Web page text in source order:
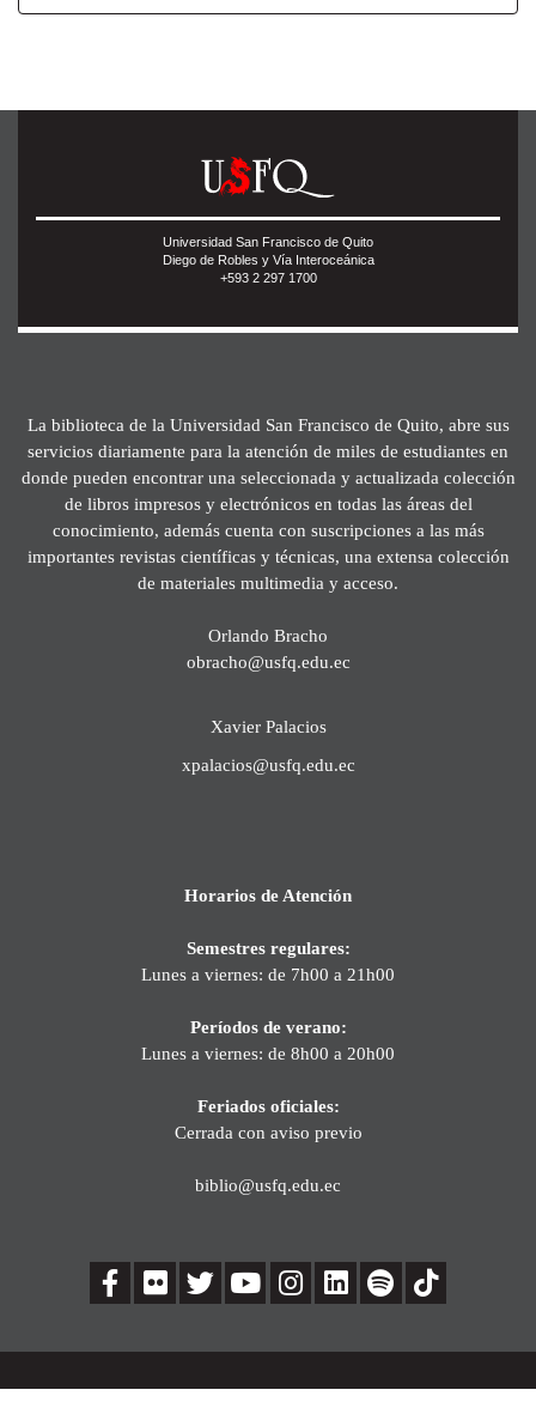
Universidad San Francisco de Quito
Diego de Robles y Vía Interoceánica
+593 2 297 1700
La biblioteca de la Universidad San Francisco de Quito, abre sus
servicios diariamente para la atención de miles de estudiantes en
donde pueden encontrar una seleccionada y actualizada colección
de libros impresos y electrónicos en todas las áreas del
conocimiento, además cuenta con suscripciones a las más
importantes revistas científicas y técnicas, una extensa colección
de materiales multimedia y acceso.
Orlando Bracho
obracho@usfq.edu.ec
Xavier Palacios
xpalacios@usfq.edu.ec
Horarios de Atención
Semestres regulares:
Lunes a viernes: de 7h00 a 21h00
Períodos de verano:
Lunes a viernes: de 8h00 a 20h00
Feriados oficiales:
Cerrada con aviso previo
biblio@usfq.edu.ec